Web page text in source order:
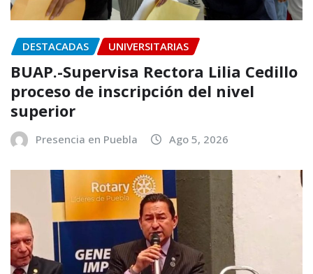
DESTACADAS UNIVERSITARIAS
BUAP.-Supervisa Rectora Lilia Cedillo
proceso de inscripción del nivel
superior
Presencia en Puebla Ago 5, 2026